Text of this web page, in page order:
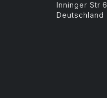
Inninger Str
Deutschland